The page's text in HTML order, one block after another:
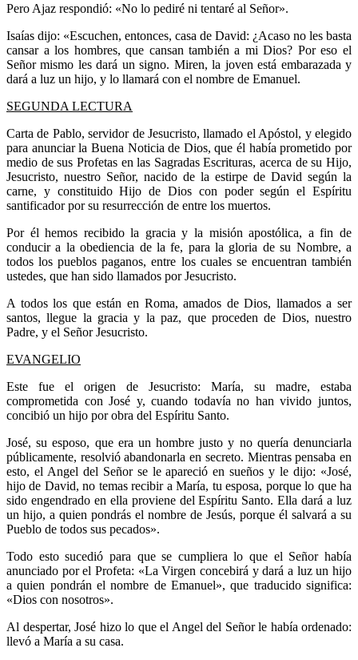
Pero Ajaz respondió: «No lo pediré ni tentaré al Señor».
Isaías dijo: «Escuchen, entonces, casa de David: ¿Acaso no les basta
cansar a los hombres, que cansan también a mi Dios? Por eso el
Señor mismo les dará un signo. Miren, la joven está embarazada y
dará a luz un hijo, y lo llamará con el nombre de Emanuel.
SEGUNDA LECTURA
Carta de Pablo, servidor de Jesucristo, llamado el Apóstol, y elegido
para anunciar la Buena Noticia de Dios, que él había prometido por
medio de sus Profetas en las Sagradas Escrituras, acerca de su Hijo,
Jesucristo, nuestro Señor, nacido de la estirpe de David según la
carne, y constituido Hijo de Dios con poder según el Espíritu
santificador por su resurrección de entre los muertos.
Por él hemos recibido la gracia y la misión apostólica, a fin de
conducir a la obediencia de la fe, para la gloria de su Nombre, a
todos los pueblos paganos, entre los cuales se encuentran también
ustedes, que han sido llamados por Jesucristo.
A todos los que están en Roma, amados de Dios, llamados a ser
santos, llegue la gracia y la paz, que proceden de Dios, nuestro
Padre, y el Señor Jesucristo.
EVANGELIO
Este fue el origen de Jesucristo: María, su madre, estaba
comprometida con José y, cuando todavía no han vivido juntos,
concibió un hijo por obra del Espíritu Santo.
José, su esposo, que era un hombre justo y no quería denunciarla
públicamente, resolvió abandonarla en secreto. Mientras pensaba en
esto, el Angel del Señor se le apareció en sueños y le dijo: «José,
hijo de David, no temas recibir a María, tu esposa, porque lo que ha
sido engendrado en ella proviene del Espíritu Santo. Ella dará a luz
un hijo, a quien pondrás el nombre de Jesús, porque él salvará a su
Pueblo de todos sus pecados».
Todo esto sucedió para que se cumpliera lo que el Señor había
anunciado por el Profeta: «La Virgen concebirá y dará a luz un hijo
a quien pondrán el nombre de Emanuel», que traducido significa:
«Dios con nosotros».
Al despertar, José hizo lo que el Angel del Señor le había ordenado:
llevó a María a su casa.